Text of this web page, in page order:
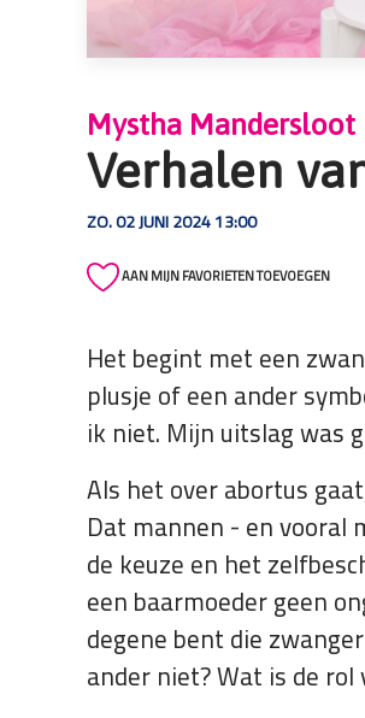
Mystha Mandersloot
Verhalen
ZO. 02 JUNI 2024 13:00
AAN MIJN FAVORIETEN TOEVOEGEN
Het begint met een
plusje of een ander
ik niet. Mijn uitslag was
Als het over abortus
Dat mannen - en
de keuze en het
een baarmoeder geen
degene bent die
ander niet? Wat is de